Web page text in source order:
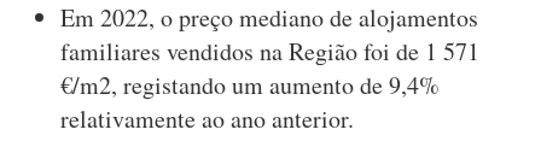
Em 2022, o preço mediano de alojamentos
familiares vendidos na Região foi de 1 571
€/m2, registando um aumento de 9,4%
relativamente ao ano anterior.